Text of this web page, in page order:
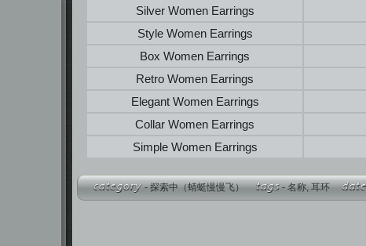
Silver Women Earrings
Style Women Earrings
Box Women Earrings
Retro Women Earrings
Elegant Women Earrings
Collar Women Earrings
Simple Women Earrings
-探索中（蜻蜓慢慢飞） -名称,耳环